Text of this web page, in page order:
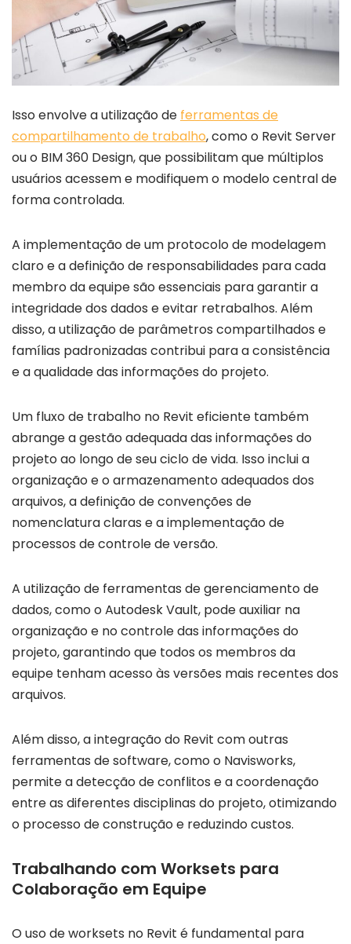
Isso envolve a utilização de ferramentas de
compartilhamento de trabalho, como o Revit Server
ou o BIM 360 Design, que possibilitam que múltiplos
usuários acessem e modifiquem o modelo central de
forma controlada.
A implementação de um protocolo de modelagem
claro e a definição de responsabilidades para cada
membro da equipe são essenciais para garantir a
integridade dos dados e evitar retrabalhos. Além
disso, a utilização de parâmetros compartilhados e
famílias padronizadas contribui para a consistência
e a qualidade das informações do projeto.
Um fluxo de trabalho no Revit eficiente também
abrange a gestão adequada das informações do
projeto ao longo de seu ciclo de vida. Isso inclui a
organização e o armazenamento adequados dos
arquivos, a definição de convenções de
nomenclatura claras e a implementação de
processos de controle de versão.
A utilização de ferramentas de gerenciamento de
dados, como o Autodesk Vault, pode auxiliar na
organização e no controle das informações do
projeto, garantindo que todos os membros da
equipe tenham acesso às versões mais recentes dos
arquivos.
Além disso, a integração do Revit com outras
ferramentas de software, como o Navisworks,
permite a detecção de conflitos e a coordenação
entre as diferentes disciplinas do projeto, otimizando
o processo de construção e reduzindo custos.
Trabalhando com Worksets para
Colaboração em Equipe
O uso de worksets no Revit é fundamental para